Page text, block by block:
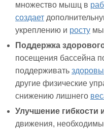
множество мышц в
создает
укреплению и росту
Поддержка
посещения бассейна
поддерживать
другие физические
снижению лишнего
Улучшение гибкости
движения,